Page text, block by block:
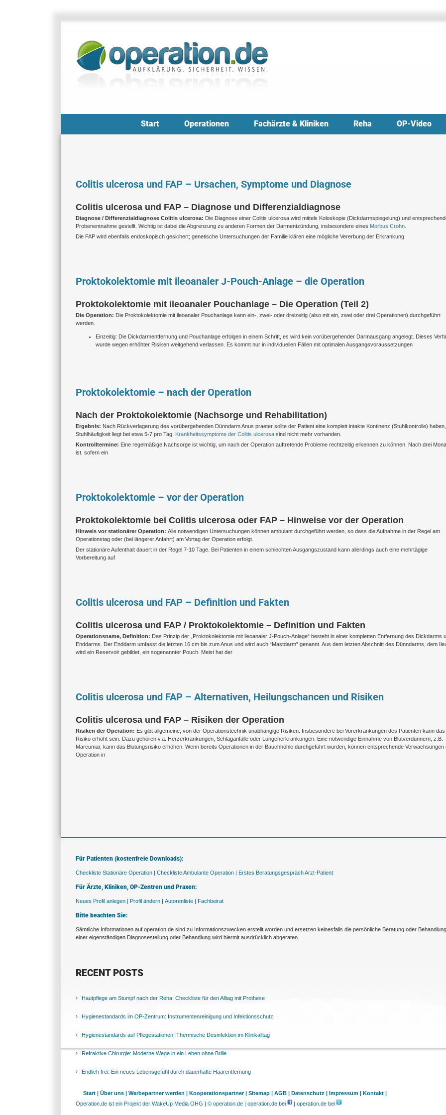
Start Operationen Fachärzte & Kliniken Reha OP-Video
Colitis ulcerosa und FAP – Ursachen, Symptome und Diagnose
Colitis ulcerosa und FAP – Diagnose und Differenzialdiagnose
Diagnose / Differenzialdiagnose Colitis ulcerosa: Die Diagnose einer Colitis ulcerosa wird mittels Koloskopie (Dickdarmspiegelung) und
Probenentnahme gestellt. Wichtig ist dabei die Abgrenzung zu anderen Formen der Darmentzündung, insbesondere eines Morbus Crohn
Die FAP wird ebenfalls endoskopisch gesichert; genetische Untersuchungen der Familie klären eine mögliche Vererbung der Erkrankung.
Proktokolektomie mit ileoanaler J-Pouch-Anlage – die Operation
Proktokolektomie mit ileoanaler Pouchanlage – Die Operation (Teil 2)
Die Operation: Die Proktokolektomie mit ileoanaler Pouchanlage kann ein-, zwei- oder dreizeitig (also mit ein, zwei oder drei Operationen) durchgeführt
werden.
Einzeitig: Die Dickdarmentfernung und Pouchanlage erfolgen in einem Schritt, es wird kein vorübergehender Darmausgang angelegt. Dieses
wurde wegen erhöhter Risiken weitgehend verlassen. Es kommt nur in individuellen Fällen mit optimalen Ausgangsvoraussetzungen
Proktokolektomie – nach der Operation
Nach der Proktokolektomie (Nachsorge und Rehabilitation)
Ergebnis: Nach Rückverlagerung des vorübergehenden Dünndarm Anus praeter sollte der Patient eine komplett intakte Kontinenz (Stuhlkontrolle)
Stuhlhäufigkeit liegt bei etwa 5-7 pro Tag. Krankheitssymptome der Colitis ulcerosa sind nicht mehr vorhanden.
Kontrolltermine: Eine regelmäßige Nachsorge ist wichtig, um nach der Operation auftretende Probleme rechtzeitig erkennen zu können. Nach drei
ist, sofern ein
Proktokolektomie – vor der Operation
Proktokolektomie bei Colitis ulcerosa oder FAP – Hinweise vor der Operation
Hinweis vor stationärer Operation: Alle notwendigen Untersuchungen können ambulant durchgeführt werden, so dass die Aufnahme in der Regel am
Operationstag oder (bei längerer Anfahrt) am Vortag der Operation erfolgt.
Der stationäre Aufenthalt dauert in der Regel 7-10 Tage. Bei Patienten in einem schlechten Ausgangszustand kann allerdings auch eine mehrtägige
Vorbereitung auf
Colitis ulcerosa und FAP – Definition und Fakten
Colitis ulcerosa und FAP / Proktokolektomie – Definition und Fakten
Operationsname, Definition: Das Prinzip der „Proktokolektomie mit ileoanaler J-Pouch-Anlage“ besteht in einer kompletten Entfernung des Dickdarms
Enddarms. Der Enddarm umfasst die letzten 16 cm bis zum Anus und wird auch “Mastdarm” genannt. Aus dem letzten Abschnitt des Dünndarms, dem
wird ein Reservoir gebildet, ein sogenannter Pouch. Meist hat der
Colitis ulcerosa und FAP – Alternativen, Heilungschancen und Risiken
Colitis ulcerosa und FAP – Risiken der Operation
Risiken der Operation: Es gibt allgemeine, von der Operationstechnik unabhängige Risiken. Insbesondere bei Vorerkrankungen des Patienten kann das
Risiko erhöht sein. Dazu gehören v.a. Herzerkrankungen, Schlaganfälle oder Lungenerkrankungen. Eine notwendige Einnahme von Blutverdünnern, z.B.
Marcumar, kann das Blutungsrisiko erhöhen. Wenn bereits Operationen in der Bauchhöhle durchgeführt wurden, können entsprechende Verwachsungen
Operation in
Für Patienten (kostenfreie Downloads):
Checkliste Stationäre Operation | Checkliste Ambulante Operation | Erstes Beratungsgespräch Arzt-Patient
Für Ärzte, Kliniken, OP-Zentren und Praxen:
Neues Profil anlegen | Profil ändern | Autorenliste | Fachbeirat
Bitte beachten Sie:
Sämtliche Informationen auf operation.de sind zu Informationszwecken erstellt worden und ersetzen keinesfalls die persönliche Beratung oder
einer eigenständigen Diagnosestellung oder Behandlung wird hiermit ausdrücklich abgeraten.
RECENT POSTS
Hautpflege am Stumpf nach der Reha: Checkliste für den Alltag mit Prothese
Hygienestandards im OP-Zentrum: Instrumentenreinigung und Infektionsschutz
Hygienestandards auf Pflegestationen: Thermische Desinfektion im Klinikalltag
Refraktive Chirurgie: Moderne Wege in ein Leben ohne Brille
Endlich frei: Ein neues Lebensgefühl durch dauerhafte Haarentfernung
Start | Über uns | Werbepartner werden | Kooperationspartner | Sitemap | AGB | Datenschutz | Impressum | Kontakt |
Operation.de ist ein Projekt der WakeUp Media OHG | © operation.de | operation.de bei
| operation.de bei